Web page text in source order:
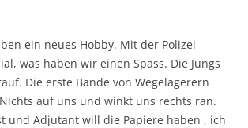
ein neues Hobby. Mit der Polizei
was haben wir einen Spass. Die Jungs
Die erste Bande von Wegelagerern
auf uns und winkt uns rechts ran.
und Adjutant will die Papiere haben , ich